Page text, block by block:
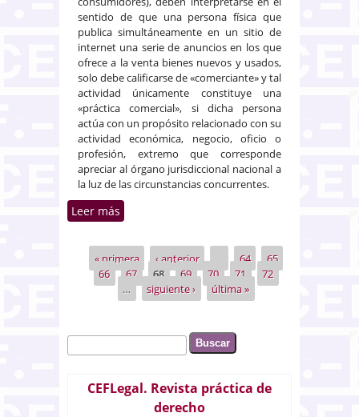
sentido de que una persona física que
publica simultáneamente en un sitio de
internet una serie de anuncios en los que
ofrece a la venta bienes nuevos y usados,
solo debe calificarse de «comerciante» y tal
actividad únicamente constituye una
«práctica comercial», si dicha persona
actúa con un propósito relacionado con su
actividad económica, negocio, oficio o
profesión, extremo que corresponde
apreciar al órgano jurisdiccional nacional a
la luz de las circunstancias concurrentes.
Leer más
electrónicas en el ámbito de la
protección a consumidores y
usuarios
Páginas
« primera ‹ anterior 64
65
66
67 68 69 70 71
72
…
siguiente › última »
Formulario de búsqueda
Buscar
CEFLegal. Revista práctica de
derecho